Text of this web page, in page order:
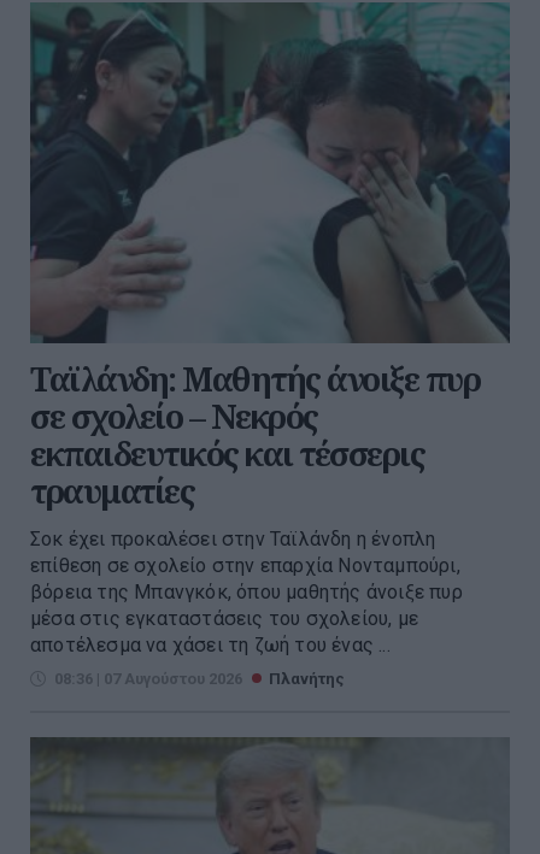
Ταϊλάνδη: Μαθητής άνοιξε πυρ
σε σχολείο – Νεκρός
εκπαιδευτικός και τέσσερις
τραυματίες
Σοκ έχει προκαλέσει στην Ταϊλάνδη η ένοπλη
επίθεση σε σχολείο στην επαρχία Νονταμπούρι,
βόρεια της Μπανγκόκ, όπου μαθητής άνοιξε πυρ
μέσα στις εγκαταστάσεις του σχολείου, με
αποτέλεσμα να χάσει τη ζωή του ένας ...
08:36 | 07 Αυγούστου 2026 Πλανήτης